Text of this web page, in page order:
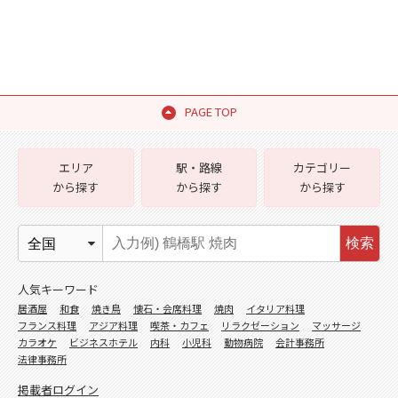
PAGE TOP
エリア
から探す
駅・路線
から探す
カテゴリー
から探す
検索
人気キーワード
居酒屋 和食 焼き鳥 懐石・会席料理 焼肉
イタリア料理
フランス料理
アジア料理 喫茶・カフェ リラクゼーション
マッサージ
カラオケ
ビジネスホテル 内科 小児科 動物病院
会計事務所
法律事務所
掲載者ログイン